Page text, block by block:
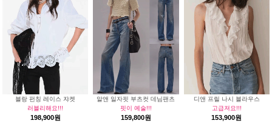
블랑 펀칭 레이스 쟈켓
러블리해요!!!
198,900원
알앤 일자핏 부츠컷 데님팬츠
핏이 예술!!!
159,800원
디앤 프릴 나시 블라우스
고급져요!!!
153,900원